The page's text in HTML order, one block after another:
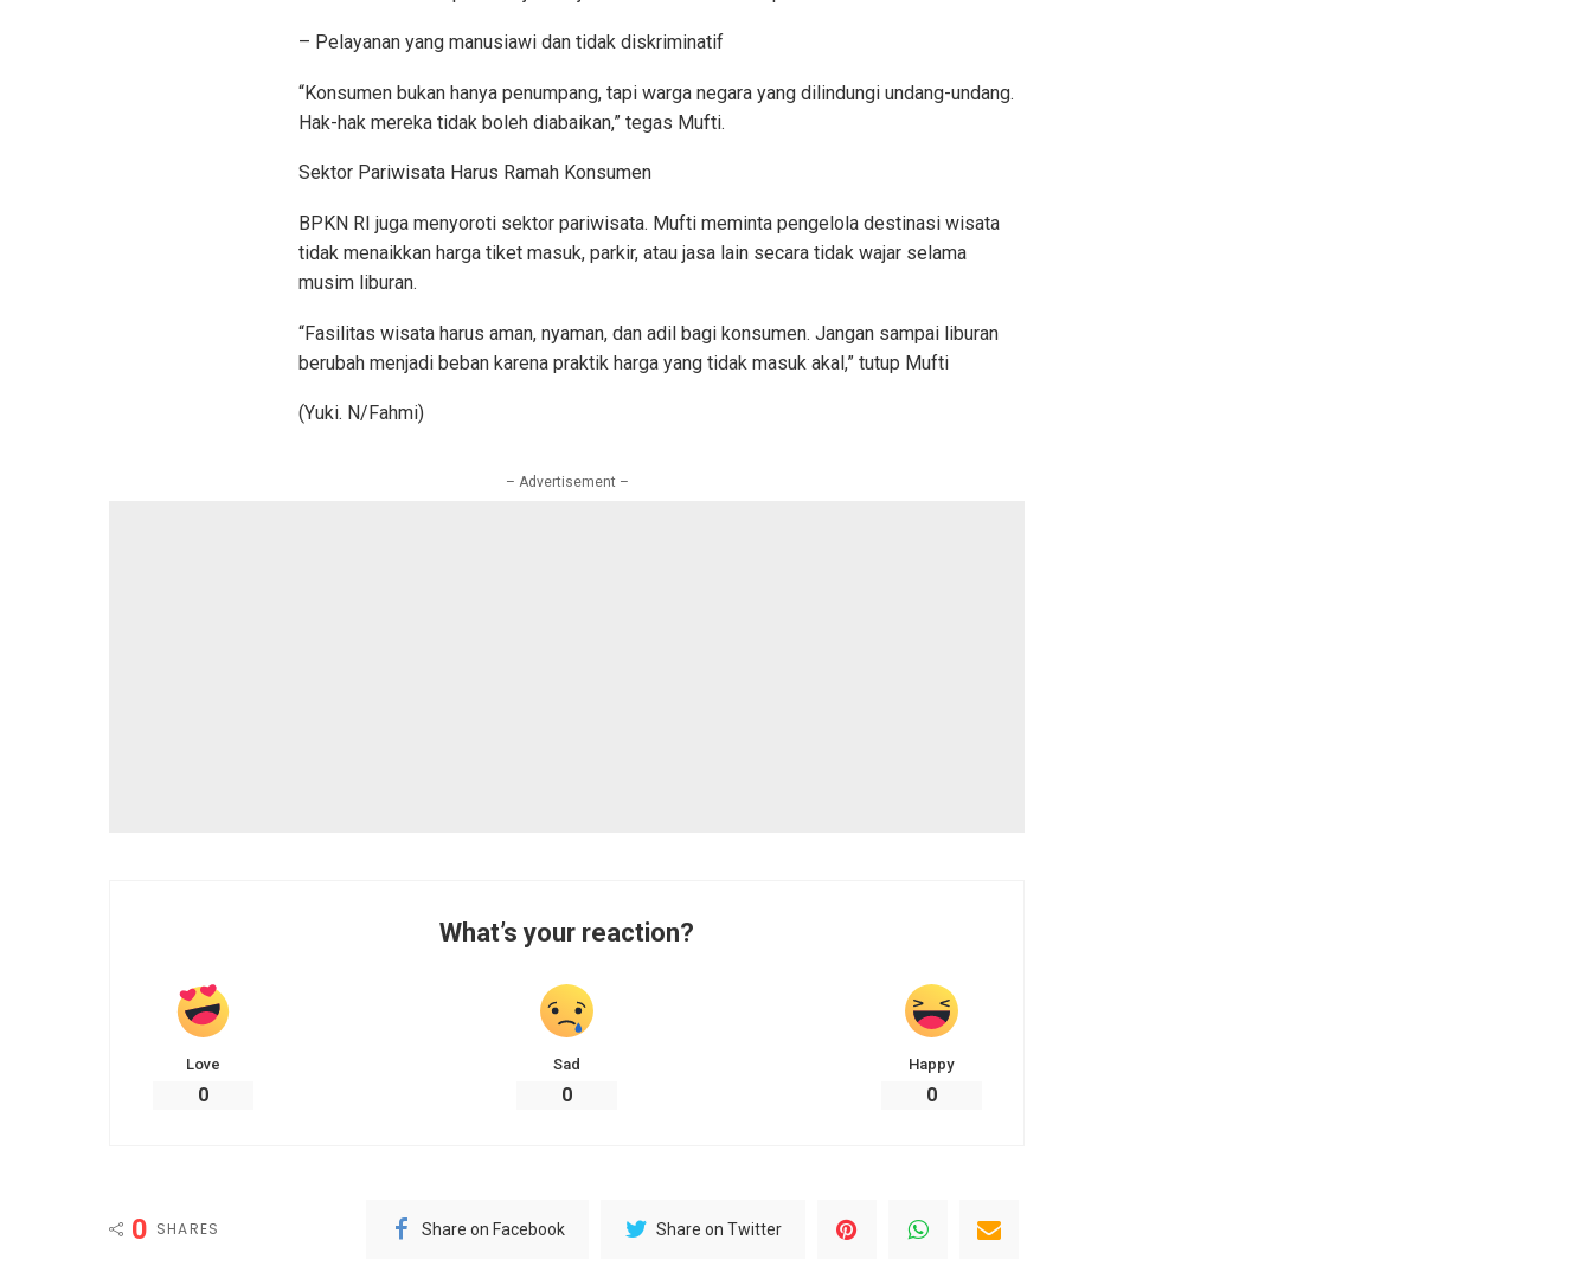
– Pelayanan yang manusiawi dan tidak diskriminatif
“Konsumen bukan hanya penumpang, tapi warga negara yang dilindungi undang-undang.
Hak-hak mereka tidak boleh diabaikan,” tegas Mufti.
Sektor Pariwisata Harus Ramah Konsumen
BPKN RI juga menyoroti sektor pariwisata. Mufti meminta pengelola destinasi wisata
tidak menaikkan harga tiket masuk, parkir, atau jasa lain secara tidak wajar selama
musim liburan.
“Fasilitas wisata harus aman, nyaman, dan adil bagi konsumen. Jangan sampai liburan
berubah menjadi beban karena praktik harga yang tidak masuk akal,” tutup Mufti
(Yuki. N/Fahmi)
– Advertisement –
What’s your reaction?
Love
0
Sad
0
Happy
0
0 SHARES Share on Facebook Share on Twitter